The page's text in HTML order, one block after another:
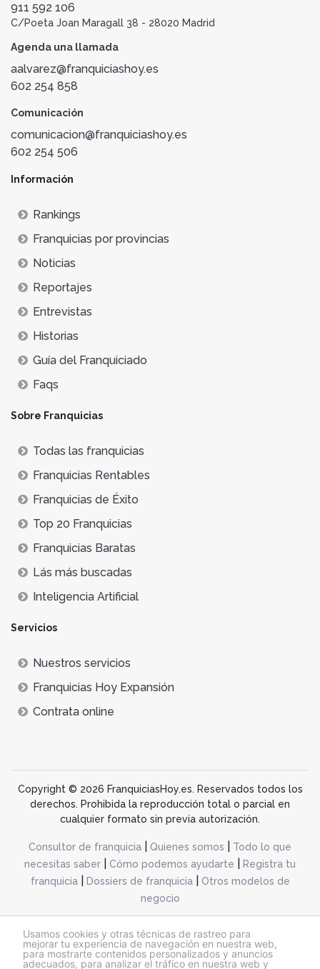
Usamos cookies y otras técnicas de rastreo para
mejorar tu experiencia de navegación en nuestra web,
para mostrarte contenidos personalizados y anuncios
adecuados, para analizar el tráfico en nuestra web y
911 592 106
C/Poeta Joan Maragall 38 - 28020 Madrid
Agenda una llamada
aalvarez@franquiciashoy.es
602 254 858
Comunicación
comunicacion@franquiciashoy.es
602 254 506
Información
Rankings
Franquicias por provincias
Noticias
Reportajes
Entrevistas
Historias
Guía del Franquiciado
Faqs
Sobre Franquicias
Todas las franquicias
Franquicias Rentables
Franquicias de Éxito
Top 20 Franquicias
Franquicias Baratas
Lás más buscadas
Inteligencia Artificial
Servicios
Nuestros servicios
Franquicias Hoy Expansión
Contrata online
Copyright © 2026 FranquiciasHoy.es. Reservados todos los
derechos. Prohibida la reproducción total o parcial en
cualquier formato sin previa autorización.
Consultor de franquicia Quienes somos
Todo lo que
necesitas saber
Cómo podemos ayudarte
Registra tu
franquicia| Dossiers de franquicia|
Otros modelos de
negocio
@franquiciashoy.es |Aviso legal| Política de cookies|Política de privacidad